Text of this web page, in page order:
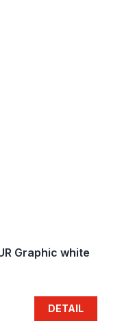
Graphic white
DETAIL